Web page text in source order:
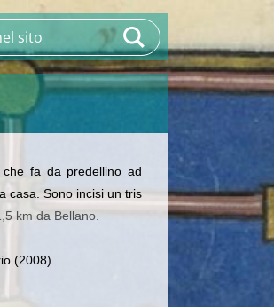
fa da predellino ad
casa . Sono incisi un tris
km da Bellano.
(2008)